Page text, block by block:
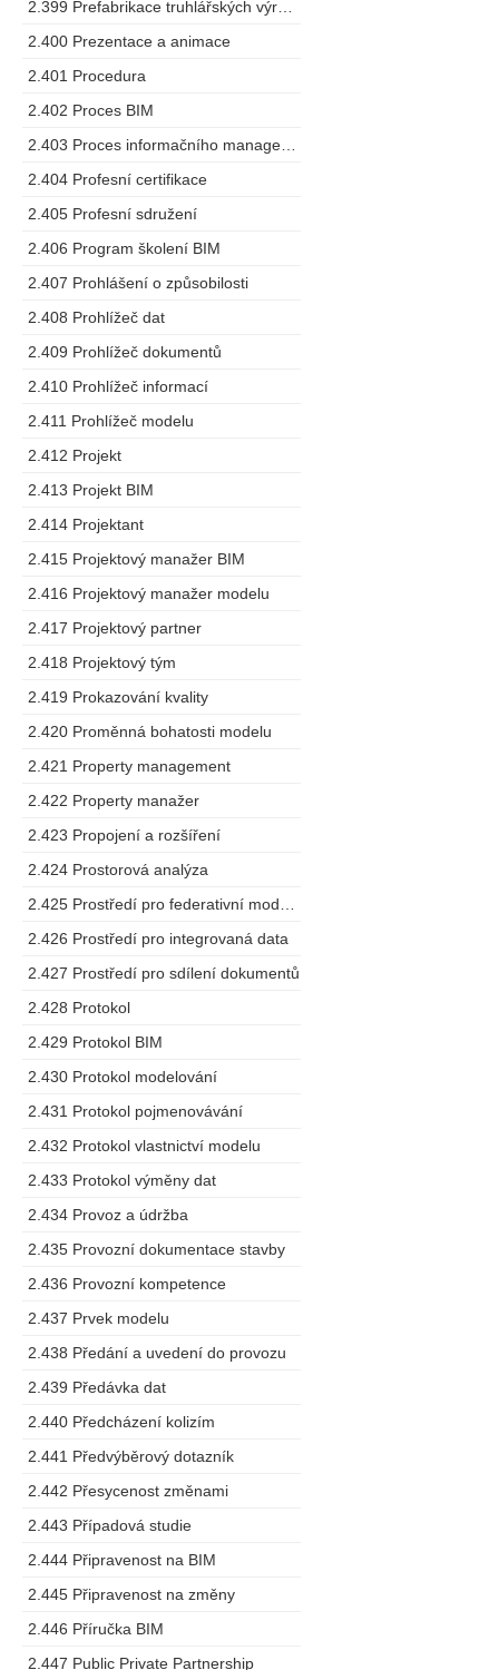
2.400 Prezentace a animace
2.401 Procedura
2.402 Proces BIM
2.404 Profesní certifikace
2.405 Profesní sdružení
2.406 Program školení BIM
2.407 Prohlášení o způsobilosti
2.408 Prohlížeč dat
2.409 Prohlížeč dokumentů
2.410 Prohlížeč informací
2.411 Prohlížeč modelu
2.412 Projekt
2.413 Projekt BIM
2.414 Projektant
2.415 Projektový manažer BIM
2.416 Projektový manažer modelu
2.417 Projektový partner
2.418 Projektový tým
2.419 Prokazování kvality
2.420 Proměnná bohatosti modelu
2.421 Property management
2.422 Property manažer
2.423 Propojení a rozšíření
2.424 Prostorová analýza
2.426 Prostředí pro integrovaná data
2.427 Prostředí pro sdílení dokumentů
2.428 Protokol
2.429 Protokol BIM
2.430 Protokol modelování
2.431 Protokol pojmenovávání
2.432 Protokol vlastnictví modelu
2.433 Protokol výměny dat
2.434 Provoz a údržba
2.435 Provozní dokumentace stavby
2.436 Provozní kompetence
2.437 Prvek modelu
2.438 Předání a uvedení do provozu
2.439 Předávka dat
2.440 Předcházení kolizím
2.441 Předvýběrový dotazník
2.442 Přesycenost změnami
2.443 Případová studie
2.444 Připravenost na BIM
2.445 Připravenost na změny
2.446 Příručka BIM
2.447 Public Private Partnership